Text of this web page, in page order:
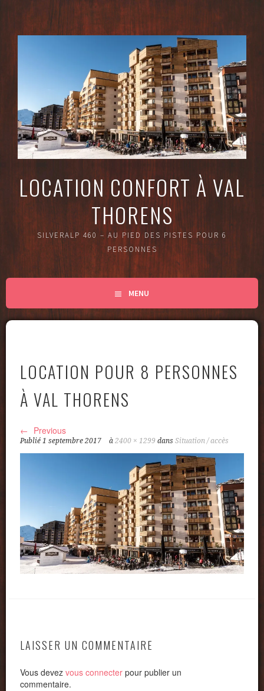
contenu
LOCATION CONFORT À VAL
THORENS
SILVERALP 460 – AU PIED DES PISTES POUR 6
PERSONNES
MENU
LOCATION POUR 8 PERSONNES
À VAL THORENS
Previous
Publié1 septembre 2017 à2400 × 1299 dansSituation / accès
LAISSER UN COMMENTAIRE
Vous devezvous connecter pour publier un
commentaire.